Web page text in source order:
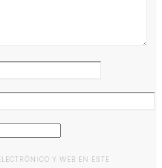
Y WEB EN ESTE